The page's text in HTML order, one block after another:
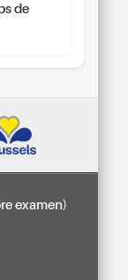
de
examen)